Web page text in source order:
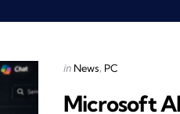
Categories
Posted
in News PC
Microsoft